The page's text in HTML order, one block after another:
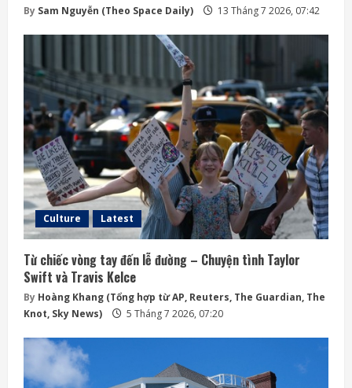
By Sam Nguyễn (Theo Space Daily) 13 Tháng 7 2026, 07:42
Culture Latest
Từ chiếc vòng tay đến lễ đường – Chuyện tình Taylor
Swift và Travis Kelce
By Hoàng Khang (Tổng hợp từ AP, Reuters, The Guardian, The
Knot, Sky News)
5 Tháng 7 2026, 07:20